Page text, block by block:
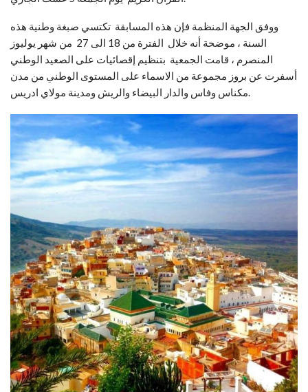
ووفق الجهة المنظمة فإن هذه المسابقة تكتسي صبغة وطنية هذه
السنة ، موضحة أنه خلال الفترة من 18 الى 27 من شهر يوليوز
المنصرم ، قامت الجمعية بتنظيم إقصائيات على الصعيد الوطني
أسفرت عن بروز مجموعة من الاسماء على المستوى الوطني من مدن
مكناس وفاس والدار البيضاء والريش ومدينة مولاي ادريس.